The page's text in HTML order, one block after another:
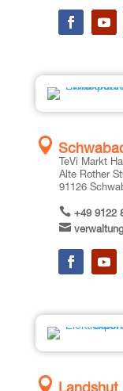

TeVi Markt
Alte Rother
91126
 +49 9122

